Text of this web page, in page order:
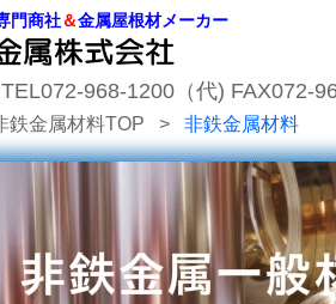
門商社＆金属屋根材メーカー
968-1200（代) FAX072-
鉄金属材料TOP > 非鉄金属材料